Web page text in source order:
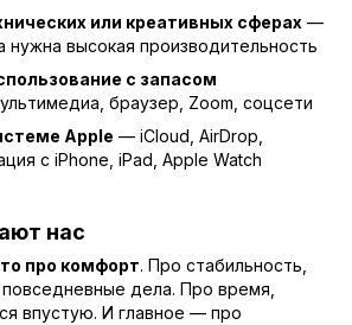
или креативных сферах —
нужна высокая производительность
с запасом
браузер, Zoom, соцсети
Apple — iCloud, AirDrop,
с iPhone, iPad, Apple Watch
нас
про комфорт. Про стабильность,
дела. Про время,
впустую. И главное — про